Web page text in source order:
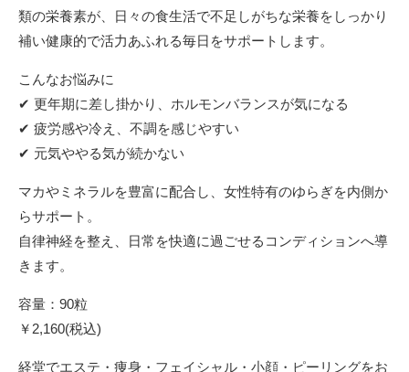
類の栄養素が、日々の食生活で不足しがちな栄養をしっかり
補い健康的で活力あふれる毎日をサポートします。
こんなお悩みに
✔ 更年期に差し掛かり、ホルモンバランスが気になる
✔ 疲労感や冷え、不調を感じやすい
✔ 元気ややる気が続かない
マカやミネラルを豊富に配合し、女性特有のゆらぎを内側か
らサポート。
自律神経を整え、日常を快適に過ごせるコンディションへ導
きます。
容量：90粒
￥2,160(税込)
経堂でエステ・痩身・フェイシャル・小顔・ピーリングをお